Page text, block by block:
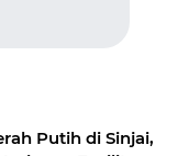
Putih di Sinjai,